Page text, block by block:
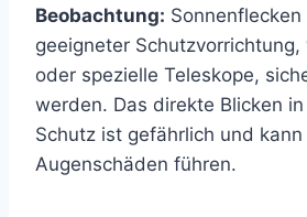
Beobachtung:
geeigneter
oder spezielle Teleskope,
werden. Das direkte Blicken
Schutz ist gefährlich und
Augenschäden führen.